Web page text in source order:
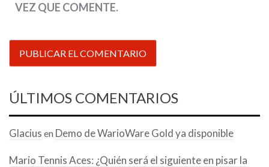
VEZ QUE COMENTE.
ÚLTIMOS COMENTARIOS
Glacius en Demo de WarioWare Gold ya disponible
Mario Tennis Aces: ¿Quién será el siguiente en pisar la